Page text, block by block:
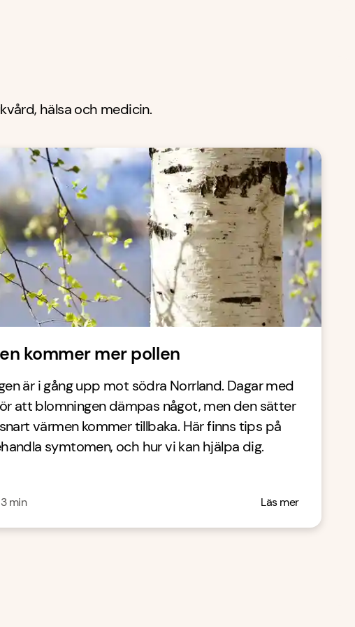
hälsa och medicin.
kommer mer pollen
är i gång upp mot södra Norrland. Dagar med
att blomningen dämpas något, men den sätter
värmen kommer tillbaka. Här finns tips på
symtomen, och hur vi kan hjälpa dig.
3min Läs mer